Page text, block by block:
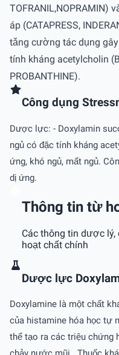
TOFRANIL,NOPRAMIN)
áp (CATAPRESS,
tǎng cường tác dụng
tính kháng acetylcholin
PROBANTHINE).
Công dụng
Dược lực: - Doxylamin
ngủ có đặc tính kháng
ứng, khó ngủ, mất ngủ.
dị ứng.
Thông tin từ
Các thông tin dược
hoạt chất chính
Dược lực
Doxylamine là một chất
của histamine hóa học tự
thể tạo ra các triệu chứng